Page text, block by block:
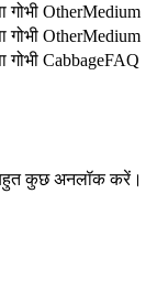
गोभी OtherMedium
गोभी OtherMedium
गोभी CabbageFAQ
बहुत कुछ अनलॉक करें।